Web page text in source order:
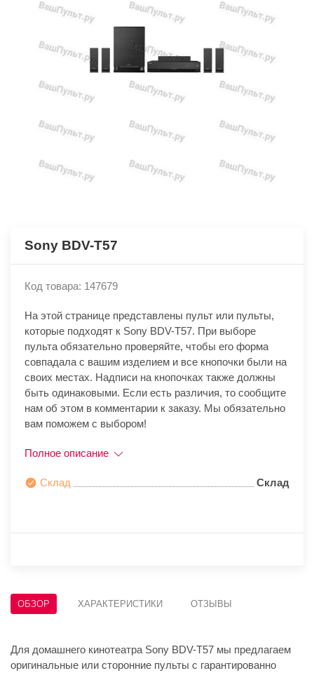
Sony BDV-T57
Код товара: 147679
На этой странице представлены пульт или пульты,
которые подходят к Sony BDV-T57. При выборе
пульта обязательно проверяйте, чтобы его форма
совпадала с вашим изделием и все кнопочки были на
своих местах. Надписи на кнопочках также должны
быть одинаковыми. Если есть различия, то сообщите
нам об этом в комментарии к заказу. Мы обязательно
вам поможем с выбором!
Полное описание
Склад Склад
ОБЗОР ХАРАКТЕРИСТИКИ ОТЗЫВЫ
Для домашнего кинотеатра Sony BDV-T57 мы предлагаем
оригинальные или сторонние пульты с гарантированно